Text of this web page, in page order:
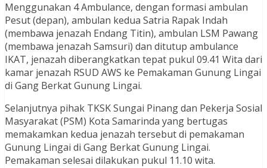
Menggunakan 4 Ambulance, dengan formasi ambulan
Pesut (depan), ambulan kedua Satria Rapak Indah
(membawa jenazah Endang Titin), ambulan LSM Pawang
(membawa jenazah Samsuri) dan ditutup ambulance
IKAT, jenazah diberangkatkan tepat pukul 09.41 Wita dari
kamar jenazah RSUD AWS ke Pemakaman Gunung Lingai
di Gang Berkat Gunung Lingai.
Selanjutnya pihak TKSK Sungai Pinang dan Pekerja Sosial
Masyarakat (PSM) Kota Samarinda yang bertugas
memakamkan kedua jenazah tersebut di pemakaman
Gunung Lingai di Gang Berkat Gunung Lingai.
Pemakaman selesai dilakukan pukul 11.10 wita.